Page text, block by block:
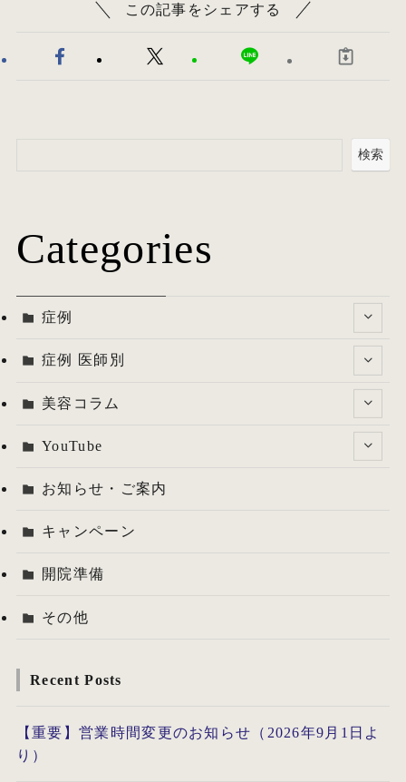
この記事をシェアする
検索
Categories
症例
症例 医師別
美容コラム
YouTube
お知らせ・ご案内
キャンペーン
開院準備
その他
Recent Posts
【重要】営業時間変更のお知らせ（2026年9月1日よ
り）